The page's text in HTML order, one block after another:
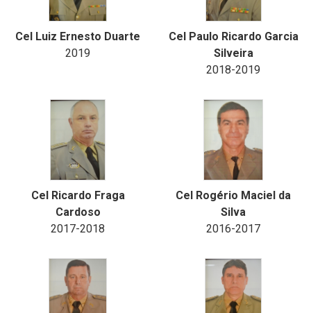
Cel Luiz Ernesto Duarte
2019
Cel Paulo Ricardo Garcia
Silveira
2018-2019
Cel Ricardo Fraga
Cardoso
2017-2018
Cel Rogério Maciel da
Silva
2016-2017